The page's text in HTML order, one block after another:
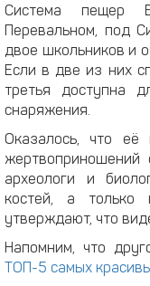
Система пещер
Перевальном, под
двое школьников и
Если в две из них
третья доступна
снаряжения.
Оказалось, что её
археологи и
костей, а только
утверждают, что
Напомним, что
ТОП-5 самых